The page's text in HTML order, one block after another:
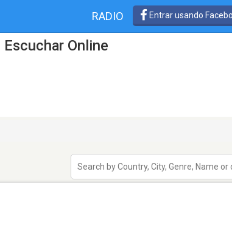
RADIO Entrar usando
Online